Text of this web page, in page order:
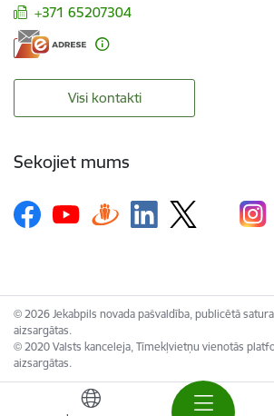
+371 65207304
Visi kontakti
Sekojiet mums
© 2026 Jekabpils novada pašvaldība, publicētā
aizsargātas.
© 2020 Valsts kanceleja, Tīmekļvietņu vienotās
aizsargātas.